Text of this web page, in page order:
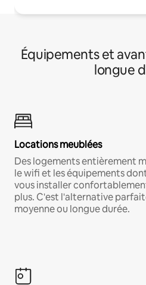
Équipements et
longue
Locations meublées
Des logements entièrement
le wifi et les équipements
vous installer
plus. C'est l'alternative
moyenne ou longue durée.